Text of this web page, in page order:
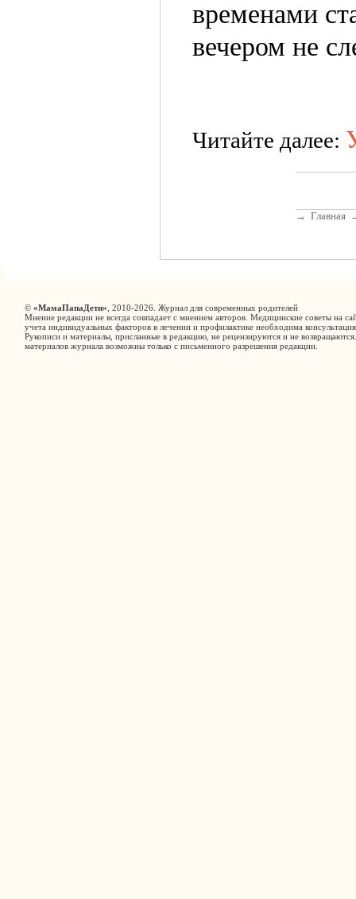
временами
вечером не
Читайте далее:
→ Главная
© «МамаПапаДети» , 2010-2026. Журнал для современных родителей
Мнение редакции не всегда совпадает с мнением авторов. Медицинские советы на
учета индивидуальных факторов в лечении и профилактике необходима
Рукописи и материалы, присланные в редакцию, не рецензируются и не
материалов журнала возможны только с письменного разрешения редакции.